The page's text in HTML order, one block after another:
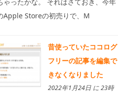
ゃったかな。 それはさておき、今年
Apple Storeの初売りで、M
昔使っていたココログ
フリーの記事を編集で
きなくなりました
2022年1月24日 に 23時